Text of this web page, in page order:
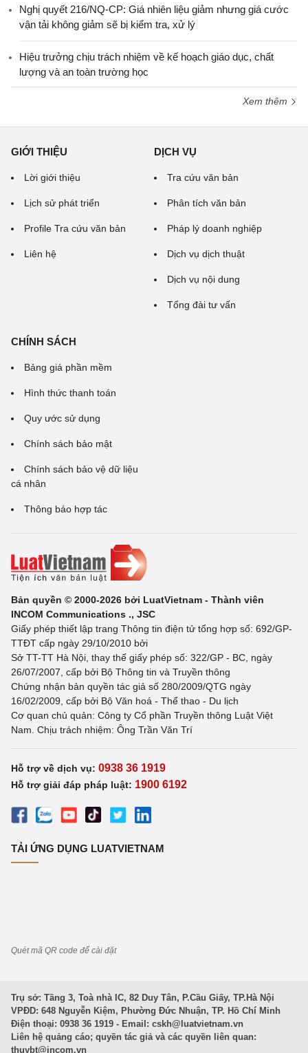
Nghị quyết 216/NQ-CP: Giá nhiên liệu giảm nhưng giá cước
vận tải không giảm sẽ bị kiểm tra, xử lý
Hiệu trưởng chịu trách nhiệm về kế hoạch giáo dục, chất
lượng và an toàn trường học
Xem thêm
GIỚI THIỆU
Lời giới thiệu
Lịch sử phát triển
Profile Tra cứu văn bản
Liên hệ
DỊCH VỤ
Tra cứu văn bản
Phân tích văn bản
Pháp lý doanh nghiệp
Dịch vụ dịch thuật
Dịch vụ nội dung
Tổng đài tư vấn
CHÍNH SÁCH
Bảng giá phần mềm
Hình thức thanh toán
Quy ước sử dụng
Chính sách bảo mật
Chính sách bảo vệ dữ liệu
cá nhân
Thông báo hợp tác
Bản quyền © 2000-2026 bởi LuatVietnam - Thành viên
INCOM Communications ., JSC
Giấy phép thiết lập trang Thông tin điện tử tổng hợp số: 692/GP-
TTĐT cấp ngày 29/10/2010 bởi
Sở TT-TT Hà Nội, thay thế giấy phép số: 322/GP - BC, ngày
26/07/2007, cấp bởi Bộ Thông tin và Truyền thông
Chứng nhận bản quyền tác giả số 280/2009/QTG ngày
16/02/2009, cấp bởi Bộ Văn hoá - Thể thao - Du lịch
Cơ quan chủ quản: Công ty Cổ phần Truyền thông Luật Việt
Nam. Chịu trách nhiệm: Ông Trần Văn Trí
Hỗ trợ về dịch vụ: 0938 36 1919
Hỗ trợ giải đáp pháp luật: 1900 6192
TẢI ỨNG DỤNG LUATVIETNAM
Quét mã QR code để cài đặt
Trụ sở: Tầng 3, Toà nhà IC, 82 Duy Tân, P.Cầu Giấy, TP.Hà Nội
VPĐD: 648 Nguyễn Kiệm, Phường Đức Nhuận, TP. Hồ Chí Minh
Điện thoại: 0938 36 1919 - Email: cskh@luatvietnam.vn
Liên hệ quảng cáo; quyền tác giả và các quyền liên quan:
thuybt@incom.vn